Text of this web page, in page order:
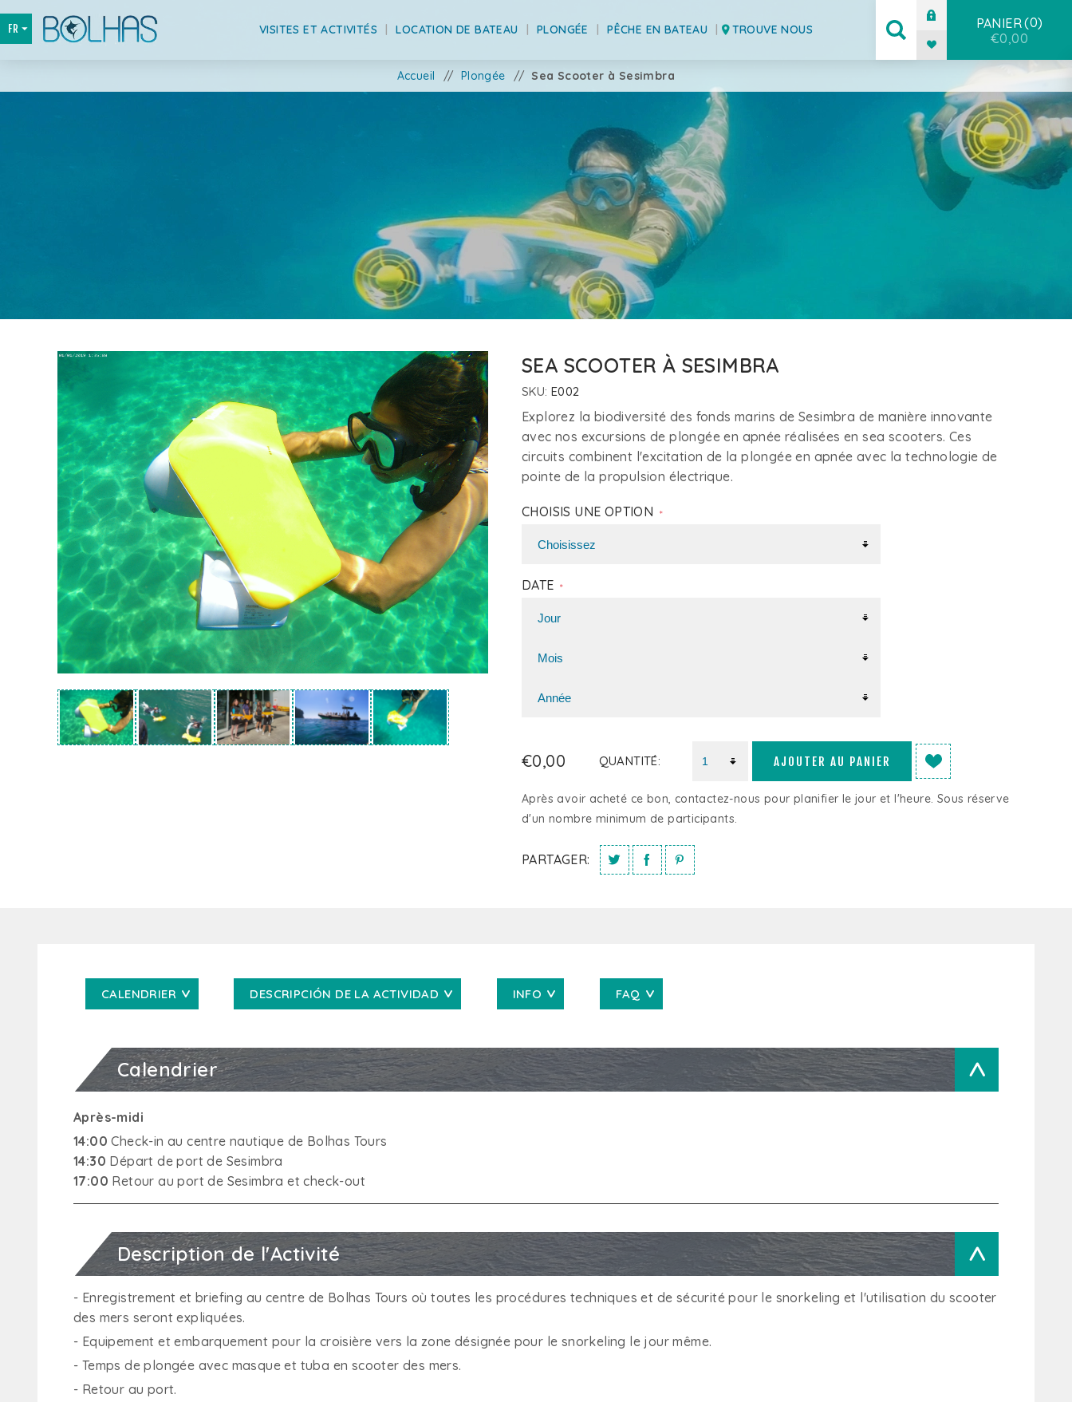
VISITES ET ACTIVITÉS LOCATION DE BATEAU PLONGÉE PÊCHE EN BATEAU TROUVE NOUS PANIER 0
€0,00
Accueil / Plongée / Sea Scooter à Sesimbra
SEA SCOOTER À SESIMBRA
SKU: E002
Explorez la biodiversité des fonds marins de Sesimbra de manière innovante
avec nos excursions de plongée en apnée réalisées en sea scooters. Ces
circuits combinent l'excitation de la plongée en apnée avec la technologie de
pointe de la propulsion électrique.
CHOISIS UNE OPTION *
DATE *
€0,00 QUANTITÉ: AJOUTER AU PANIER
Après avoir acheté ce bon, contactez-nous pour planifier le jour et l'heure. Sous réserve
d'un nombre minimum de participants.
PARTAGER:
CALENDRIER DESCRIPCIÓN DE LA ACTIVIDAD INFO FAQ
Calendrier >
Après-midi
14:00 Check-in au centre nautique de Bolhas Tours
14:30 Départ de port de Sesimbra
17:00 Retour au port de Sesimbra et check-out
Description de l'Activité >
- Enregistrement et briefing au centre de Bolhas Tours où toutes les procédures techniques et de sécurité pour le snorkeling et l'utilisation du scooter
des mers seront expliquées.
- Equipement et embarquement pour la croisière vers la zone désignée pour le snorkeling le jour même.
- Temps de plongée avec masque et tuba en scooter des mers.
- Retour au port.